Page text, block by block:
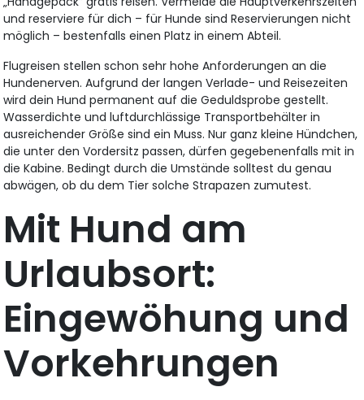
und reserviere für dich – für Hunde sind Reservierungen nicht
möglich – bestenfalls einen Platz in einem Abteil.
Flugreisen stellen schon sehr hohe Anforderungen an die
Hundenerven. Aufgrund der langen Verlade- und Reisezeiten
wird dein Hund permanent auf die Geduldsprobe gestellt.
Wasserdichte und luftdurchlässige Transportbehälter in
ausreichender Größe sind ein Muss. Nur ganz kleine Hündchen,
die unter den Vordersitz passen, dürfen gegebenenfalls mit in
die Kabine. Bedingt durch die Umstände solltest du genau
abwägen, ob du dem Tier solche Strapazen zumutest.
Mit Hund am
Urlaubsort:
Eingewöhung und
Vorkehrungen